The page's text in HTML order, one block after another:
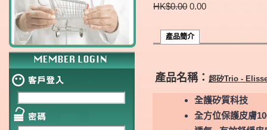
HK$0.00 0.00
產品簡介
產品名稱： 超矽Trio -
全護矽質科技
全方位保護皮膚